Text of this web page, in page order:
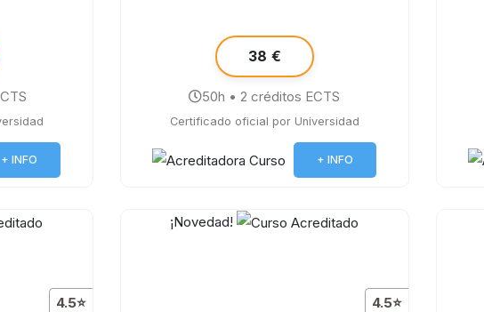
+ INFO
38 €
50h • 2 créditos ECTS
Certificado oficial por Universidad
+ INFO
4.5⭐
¡Novedad!
4.5⭐